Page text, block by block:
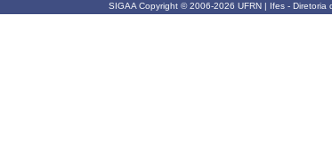
SIGAA Copyright © 2006-2026 UFRN | Ifes -